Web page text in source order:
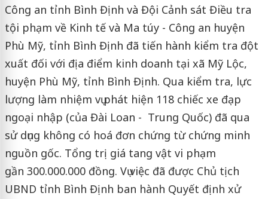
Công an tỉnh Bình Định và Đội Cảnh sát Điều tra
tội phạm về Kinh tế và Ma túy - Công an huyện
Phù Mỹ, tỉnh Bình Định đã tiến hành kiểm tra đột
xuất đối với địa điểm kinh doanh tại xã Mỹ Lộc,
huyện Phù Mỹ, tỉnh Bình Định. Qua kiểm tra, lực
lượng làm nhiệm vụ phát hiện 118 chiếc xe đạp
ngoại nhập (của Đài Loan - Trung Quốc) đã qua
sử dụng không có hoá đơn chứng từ chứng minh
nguồn gốc. Tổng trị giá tang vật vi phạm
gần 300.000.000 đồng. Vụ việc đã được Chủ tịch
UBND tỉnh Bình Định ban hành Quyết định xử